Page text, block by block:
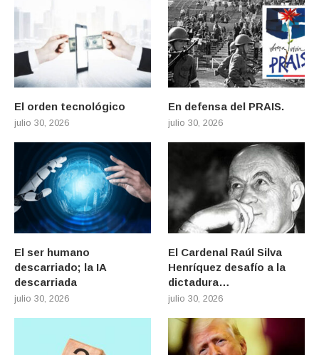
El orden tecnológico
julio 30, 2026
En defensa del PRAIS.
julio 30, 2026
El ser humano
descarriado; la IA
descarriada
julio 30, 2026
El Cardenal Raúl Silva
Henríquez desafío a la
dictadura…
julio 30, 2026